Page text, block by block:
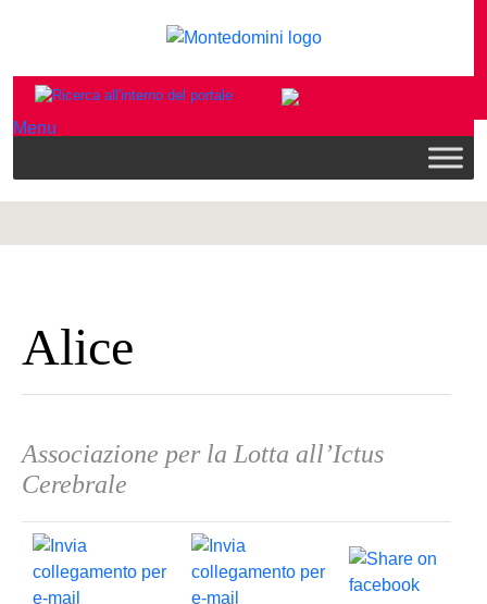
Menu
Alice
Associazione per la Lotta all’Ictus
Cerebrale